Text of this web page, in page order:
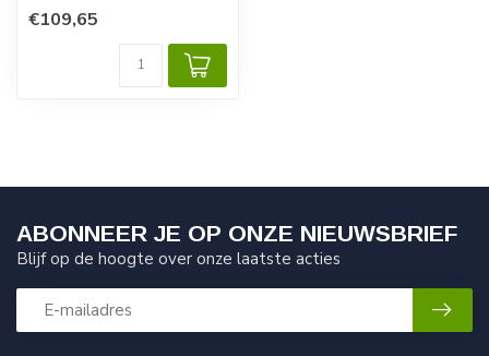
€109,65
ABONNEER JE OP ONZE NIEUWSBRIEF
Blijf op de hoogte over onze laatste acties